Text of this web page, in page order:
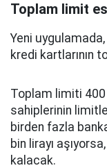
Toplam limit
Yeni
kredi kartlarının
Toplam limiti 400
sahiplerinin
birden fazla
bin lirayı
kalacak.